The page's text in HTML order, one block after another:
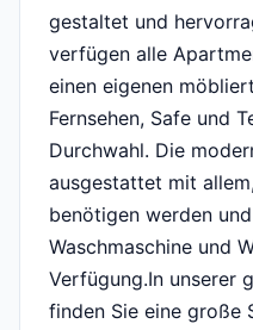
gestaltet und
verfügen alle
einen eigenen
Fernsehen, Safe und
Durchwahl. Die
ausgestattet mit
benötigen werden
Waschmaschine und
Verfügung.In unserer
finden Sie eine große